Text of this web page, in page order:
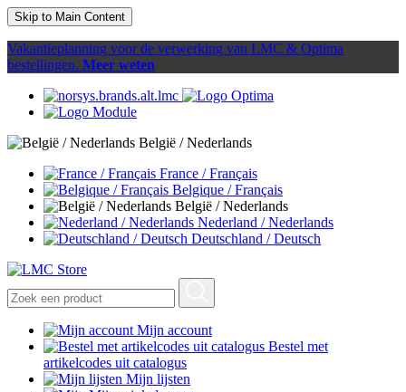
Skip to Main Content
Vakantieplanning voor de verwerking van LMC & Optima
bestellingen. Meer weten
België / Nederlands
France / Français
Belgique / Français
België / Nederlands
Nederland / Nederlands
Deutschland / Deutsch
Mijn account
Bestel met
artikelcodes uit catalogus
Mijn lijsten